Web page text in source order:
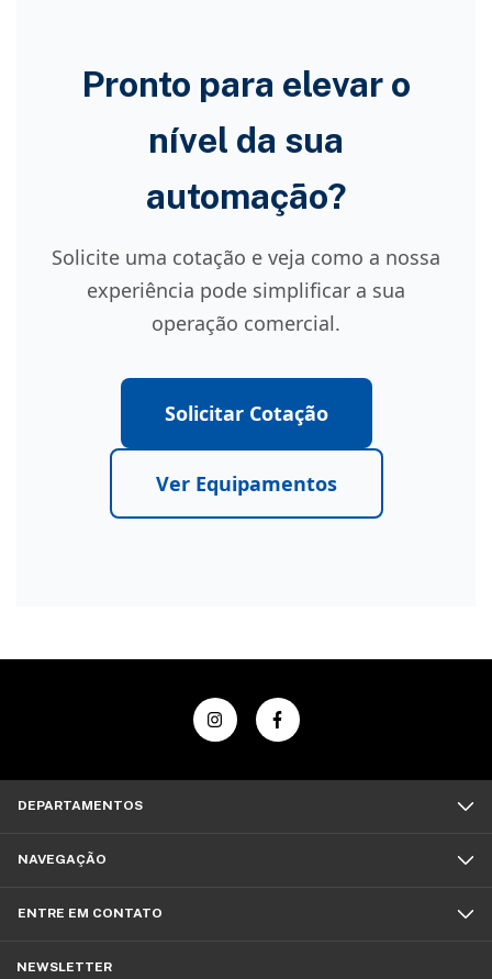
Pronto para elevar o
nível da sua
automação?
Solicite uma cotação e veja como a nossa
experiência pode simplificar a sua
operação comercial.
Solicitar Cotação
Ver Equipamentos
DEPARTAMENTOS
NAVEGAÇÃO
ENTRE EM CONTATO
NEWSLETTER